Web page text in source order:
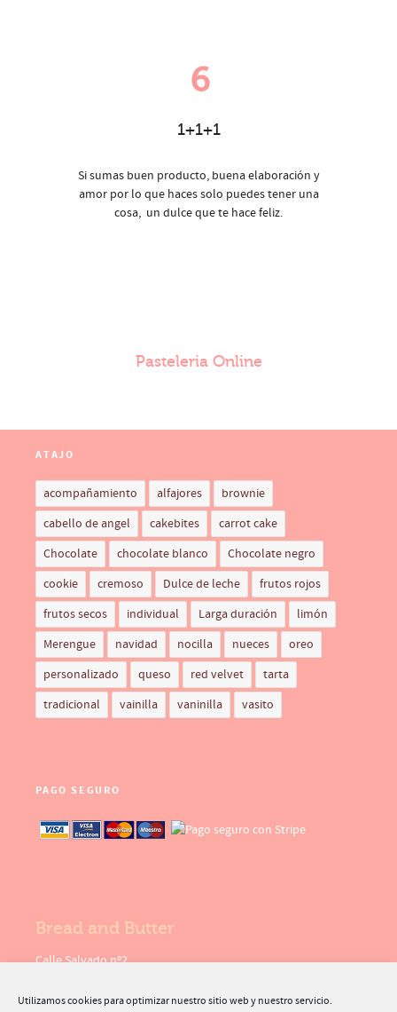
Utilizamos cookies para optimizar nuestro sitio web y nuestro servicio.
6
1+1+1
Si sumas buen producto, buena elaboración y
amor por lo que haces solo puedes tener una
cosa, un dulce que te hace feliz.
Pasteleria Online
ATAJO
acompañamiento alfajores
brownie
cabello de angel
cakebites
carrot cake
Chocolate
chocolate blanco
Chocolate negro
cookie
cremoso Dulce de leche
frutos rojos
frutos secos
individual Larga duración
limón
Merengue
navidad nocilla nueces
oreo
personalizado
queso red velvet
tarta
tradicional
vainilla vaninilla vasito
PAGO SEGURO
Bread and Butter
Calle Salvado nº2
( Murcia )